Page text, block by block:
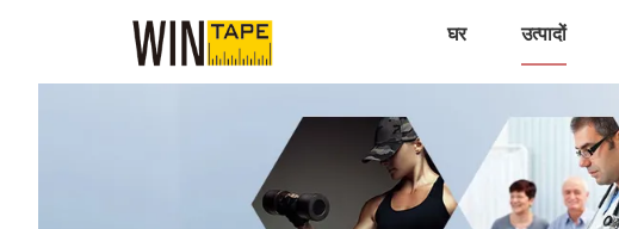
घर उत्पादों